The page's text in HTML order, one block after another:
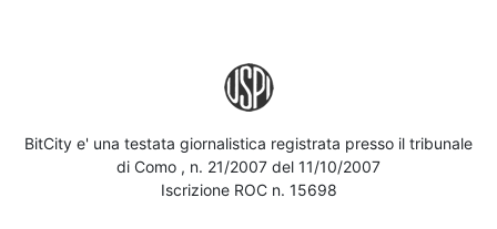
BitCity e' una testata giornalistica registrata presso il tribunale
di Como , n. 21/2007 del 11/10/2007
Iscrizione ROC n. 15698